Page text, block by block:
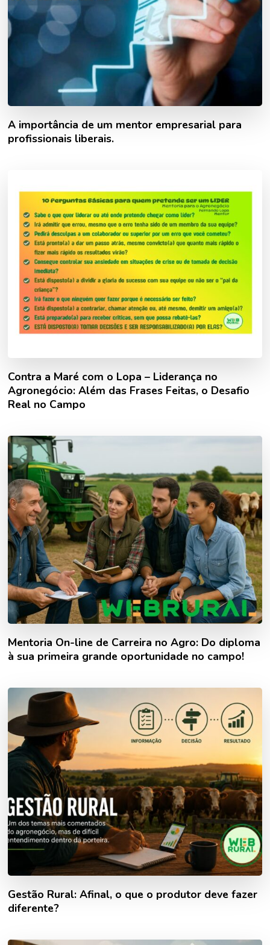
A importância de um mentor empresarial para
profissionais liberais.
Contra a Maré com o Lopa – Liderança no
Agronegócio: Além das Frases Feitas, o Desafio
Real no Campo
Mentoria On-line de Carreira no Agro: Do diploma
à sua primeira grande oportunidade no campo!
Gestão Rural: Afinal, o que o produtor deve fazer
diferente?